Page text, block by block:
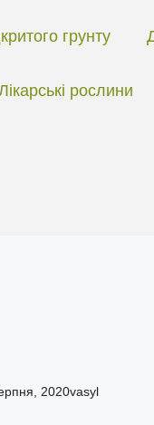
грунту
рослини
2020vasyl